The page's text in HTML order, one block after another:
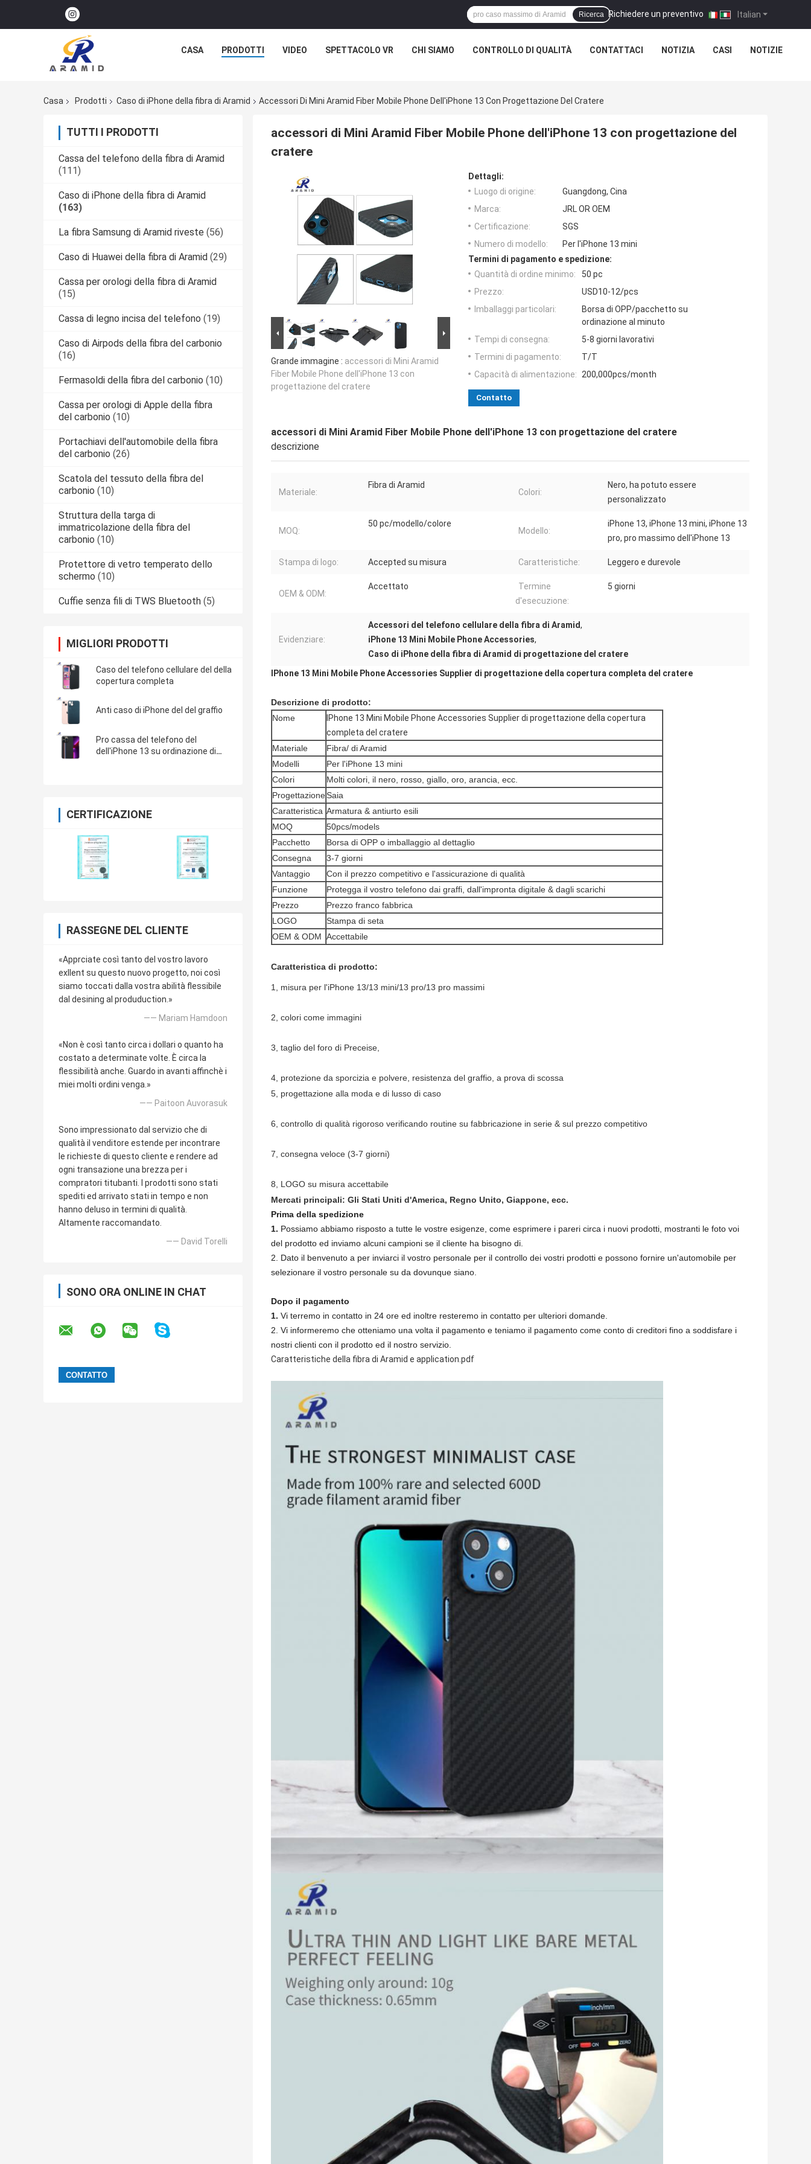
Italian
Richiedere un preventivo |
Ricerca
CASA PRODOTTI VIDEO SPETTACOLO VR CHI SIAMO CONTROLLO DI QUALITÀ CONTATTACI NOTIZIA CASI NOTIZIE
Casa Prodotti Caso di iPhone della fibra di Aramid Accessori Di Mini Aramid Fiber Mobile Phone Dell'iPhone 13 Con Progettazione Del Cratere
TUTTI I PRODOTTI
Cassa del telefono della fibra di Aramid
(111)
Caso di iPhone della fibra di Aramid
(163)
La fibra Samsung di Aramid riveste (56)
Caso di Huawei della fibra di Aramid (29)
Cassa per orologi della fibra di Aramid
(15)
Cassa di legno incisa del telefono (19)
Caso di Airpods della fibra del carbonio
(16)
Fermasoldi della fibra del carbonio (10)
Cassa per orologi di Apple della fibra
del carbonio (10)
Portachiavi dell'automobile della fibra
del carbonio (26)
Scatola del tessuto della fibra del
carbonio (10)
Struttura della targa di
immatricolazione della fibra del
carbonio (10)
Protettore di vetro temperato dello
schermo (10)
Cuffie senza fili di TWS Bluetooth (5)
MIGLIORI PRODOTTI
Caso del telefono cellulare del della
copertura completa
Anti caso di iPhone del del graffio
Pro cassa del telefono del
dell'iPhone 13 su ordinazione di
CERTIFICAZIONE
RASSEGNE DEL CLIENTE
«Apprciate così tanto del vostro lavoro
exllent su questo nuovo progetto, noi così
siamo toccati dalla vostra abilità flessibile
dal desining al produduction.»
—— Mariam Hamdoon
«Non è così tanto circa i dollari o quanto ha
costato a determinate volte. È circa la
flessibilità anche. Guardo in avanti affinchè i
miei molti ordini venga.»
—— Paitoon Auvorasuk
Sono impressionato dal servizio che di
qualità il venditore estende per incontrare
le richieste di questo cliente e rendere ad
ogni transazione una brezza per i
compratori titubanti. I prodotti sono stati
spediti ed arrivato stati in tempo e non
hanno deluso in termini di qualità.
Altamente raccomandato.
—— David Torelli
SONO ORA ONLINE IN CHAT
accessori di Mini Aramid Fiber Mobile Phone dell'iPhone 13 con progettazione del
cratere
Grande immagine : accessori di Mini Aramid
Fiber Mobile Phone dell'iPhone 13 con
progettazione del cratere
Dettagli:
Luogo di origine:
Guangdong, Cina
Marca:
JRL OR OEM
Certificazione:
SGS
Numero di modello:
Per l'iPhone 13 mini
Termini di pagamento e spedizione:
Quantità di ordine minimo:
50 pc
Prezzo:
USD10-12/pcs
Imballaggi particolari:
Borsa di OPP/pacchetto su
ordinazione al minuto
Tempi di consegna:
5-8 giorni lavorativi
Termini di pagamento:
T/T
Capacità di alimentazione: 200,000pcs/month
Contatto
accessori di Mini Aramid Fiber Mobile Phone dell'iPhone 13 con progettazione del cratere
descrizione
Materiale:
Fibra di Aramid
Colori:
Nero, ha potuto essere
personalizzato
MOQ:
50 pc/modello/colore
Modello:
iPhone 13, iPhone 13 mini, iPhone 13
pro, pro massimo dell'iPhone 13
Stampa di logo: Accepted su misura Caratteristiche: Leggero e durevole
OEM & ODM:
Accettato
Termine
d'esecuzione:
5 giorni
Evidenziare:
Accessori del telefono cellulare della fibra di Aramid,
iPhone 13 Mini Mobile Phone Accessories,
Caso di iPhone della fibra di Aramid di progettazione del cratere
IPhone 13 Mini Mobile Phone Accessories Supplier di progettazione della copertura completa del cratere
Descrizione di prodotto:
Nome
IPhone 13 Mini Mobile Phone Accessories Supplier di progettazione della copertura
completa del cratere
Materiale
Fibra/ di Aramid
Modelli
Per l'iPhone 13 mini
Colori
Molti colori, il nero, rosso, giallo, oro, arancia, ecc.
ProgettazioneSaia
Caratteristica Armatura & antiurto esili
MOQ
50pcs/models
Pacchetto
Borsa di OPP o imballaggio al dettaglio
Consegna
3-7 giorni
Vantaggio
Con il prezzo competitivo e l'assicurazione di qualità
Funzione
Protegga il vostro telefono dai graffi, dall'impronta digitale & dagli scarichi
Prezzo
Prezzo franco fabbrica
LOGO
Stampa di seta
OEM & ODM Accettabile
Caratteristica di prodotto:
1, misura per l'iPhone 13/13 mini/13 pro/13 pro massimi
2, colori come immagini
3, taglio del foro di Preceise,
4, protezione da sporcizia e polvere, resistenza del graffio, a prova di scossa
5, progettazione alla moda e di lusso di caso
6, controllo di qualità rigoroso verificando routine su fabbricazione in serie & sul prezzo competitivo
7, consegna veloce (3-7 giorni)
8, LOGO su misura accettabile
Mercati principali: Gli Stati Uniti d'America, Regno Unito, Giappone, ecc.
Prima della spedizione
1. Possiamo abbiamo risposto a tutte le vostre esigenze, come esprimere i pareri circa i nuovi prodotti, mostranti le foto voi
del prodotto ed inviamo alcuni campioni se il cliente ha bisogno di.
2. Dato il benvenuto a per inviarci il vostro personale per il controllo dei vostri prodotti e possono fornire un'automobile per
selezionare il vostro personale su da dovunque siano.
Dopo il pagamento
1. Vi terremo in contatto in 24 ore ed inoltre resteremo in contatto per ulteriori domande.
2. Vi informeremo che otteniamo una volta il pagamento e teniamo il pagamento come conto di creditori fino a soddisfare i
nostri clienti con il prodotto ed il nostro servizio.
Caratteristiche della fibra di Aramid e application.pdf